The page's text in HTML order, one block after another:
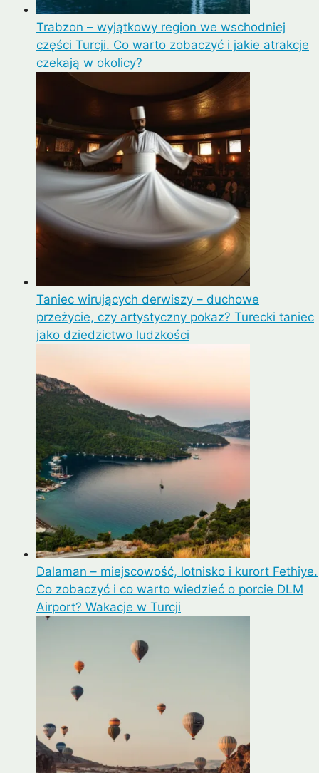
Trabzon – wyjątkowy region we wschodniej
części Turcji. Co warto zobaczyć i jakie atrakcje
czekają w okolicy?
Taniec wirujących derwiszy – duchowe
przeżycie, czy artystyczny pokaz? Turecki taniec
jako dziedzictwo ludzkości
Dalaman – miejscowość, lotnisko i kurort Fethiye.
Co zobaczyć i co warto wiedzieć o porcie DLM
Airport? Wakacje w Turcji